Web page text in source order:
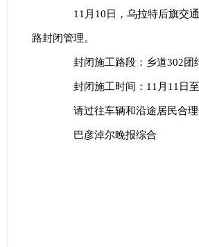
11月10日，乌拉特后旗交通
路封闭管理。
封闭施工路段：乡道302团
封闭施工时间：11月11日至
请过往车辆和沿途居民合理
巴彦淖尔晚报综合